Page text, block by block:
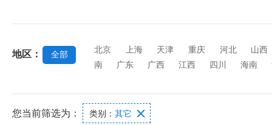
地区： 全部
北京 上海 天津 重庆 河北
山西
南
广东 广西 江西 四川 海南
您当前筛选为： 类别： 其它 